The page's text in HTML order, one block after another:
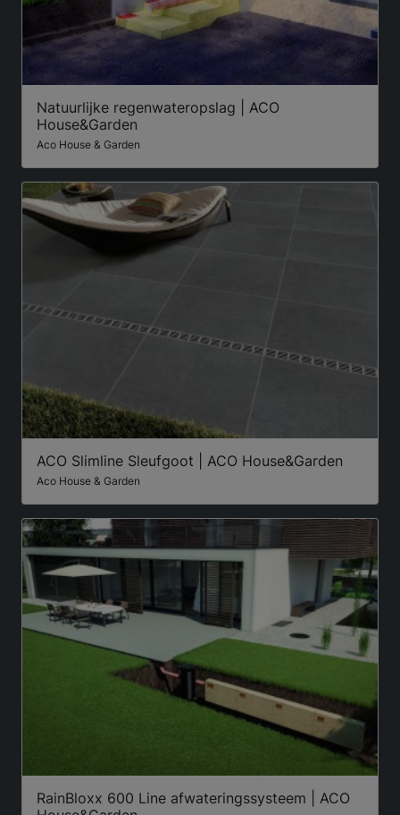
Natuurlijke regenwateropslag | ACO
House&Garden
Aco House & Garden
ACO Slimline Sleufgoot | ACO House&Garden
Aco House & Garden
RainBloxx 600 Line afwateringssysteem | ACO